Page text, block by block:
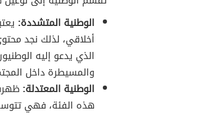
الوطنية المتشددة:
أخلاقي، لذلك نجد
الذي يدعو إليه
والمسيطرة داخل
الوطنية المعتدلة:
هذه الفئة، فهي